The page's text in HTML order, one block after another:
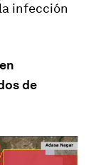
infección
de